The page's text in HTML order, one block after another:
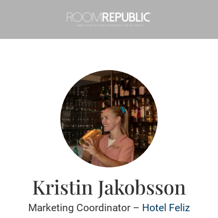
Kristin Jakobsson
Marketing Coordinator – Hotel Feliz